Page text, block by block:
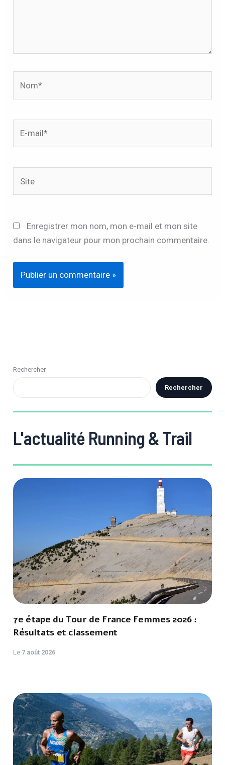
Enregistrer mon nom, mon e-mail et mon site
dans le navigateur pour mon prochain commentaire.
Rechercher
Rechercher
L'actualité Running & Trail
7e étape du Tour de France Femmes 2026 :
Résultats et classement
Le 7 août 2026